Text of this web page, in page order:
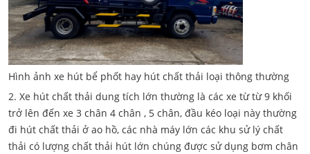
Hình ảnh xe hút bể phốt hay hút chất thải loại thông thường
2. Xe hút chất thải dung tích lớn thường là các xe từ từ 9 khối
trở lên đến xe 3 chân 4 chân , 5 chân, đầu kéo loại này thường
đi hút chất thải ở ao hồ, các nhà máy lớn các khu sử lý chất
thải có lượng chất thải hút lớn chúng được sử dụng bơm chân